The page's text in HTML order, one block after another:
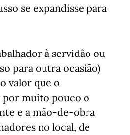
se expandisse para
à servidão ou
para outra ocasião)
valor que o
por muito pouco o
e a mão-de-obra
no local, de